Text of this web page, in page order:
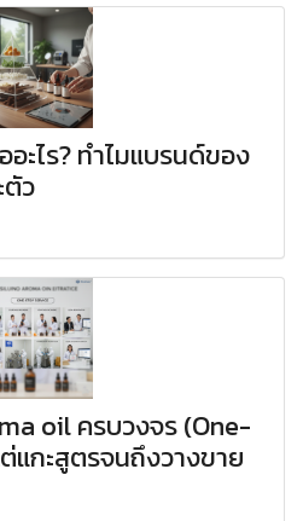
ะไร? ทำไมแบรนด์ของ
ว
oil ครบวงจร (One-
แกะสูตรจนถึงวางขาย